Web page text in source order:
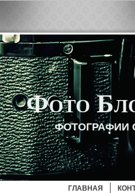
Фото
ФОТОГРАФИИ
ГЛАВНАЯ